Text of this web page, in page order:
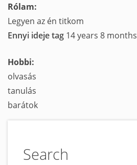
Rólam:
Legyen az én titkom
Ennyi ideje tag 14 years 8 months
Hobbi:
olvasás
tanulás
barátok
Search